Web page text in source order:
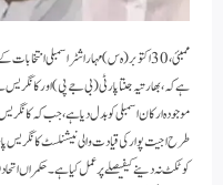
ممبئی، 30 اکتوبر (ہ س) مہاراشٹر اسمبلی
ہے کہ، بھارتیہ جنتا پارٹی (بی جے پی) اور
موجودہ ارکان اسمبلی کو بدل دیا ہے، جب کہ
طرح اجیت پوار کی قیادت والی نیشنلسٹ کانگریس
کو ٹکٹ نہ دینے کیفیصلے پر عمل کیا ہے۔ حکمراں